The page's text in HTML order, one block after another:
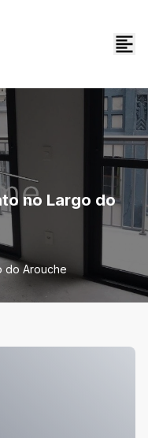
no Largo do
do Arouche